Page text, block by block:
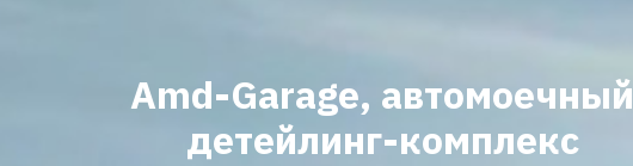
Amd-Garage, автомоечный
детейлинг-комплекс